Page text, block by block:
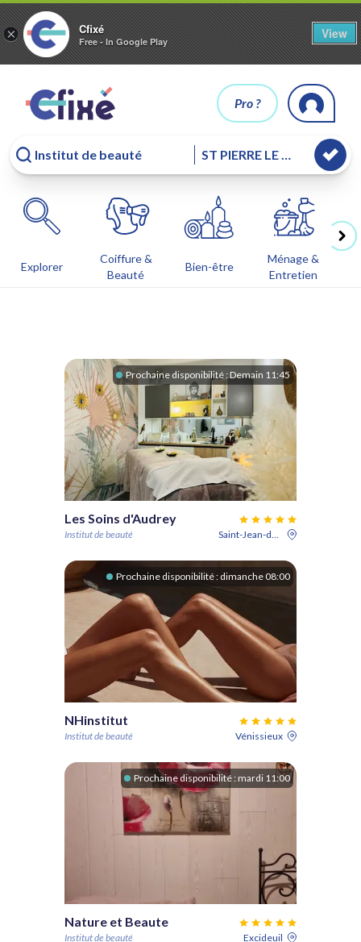
× Cfixé
Free - In Google Play
View
Pro ?
Explorer
Coiffure &
Beauté
Bien-être
Ménage &
Entretien
Prochaine disponibilité :Demain 11:45
Les Soins d'Audrey
Institut de beauté Saint-Jean-de-Védas
Prochaine disponibilité : dimanche 08:00
NHinstitut
Institut de beauté Vénissieux
Prochaine disponibilité :mardi 11:00
Nature et Beaute
Institut de beauté Excideuil